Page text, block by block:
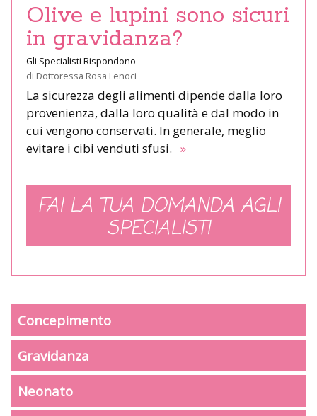
Olive e lupini sono sicuri
in gravidanza?
Gli Specialisti Rispondono
di Dottoressa Rosa Lenoci
La sicurezza degli alimenti dipende dalla loro
provenienza, dalla loro qualità e dal modo in
cui vengono conservati. In generale, meglio
evitare i cibi venduti sfusi. »
FAI LA TUA DOMANDA AGLI
SPECIALISTI
Concepimento
Gravidanza
Neonato